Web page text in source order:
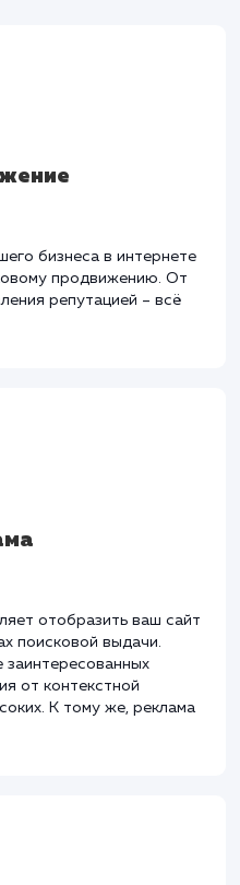
продвижению. От
репутацией – всё
поисковой выдачи.
заинтересованных
от контекстной